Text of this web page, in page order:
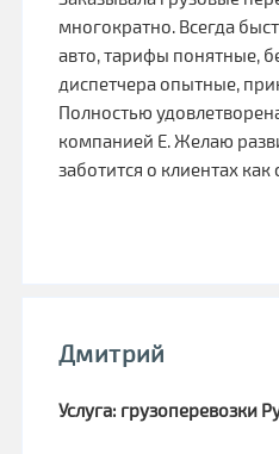
многократно. Всегда
авто, тарифы понятные,
диспетчера опытные,
Полностью
компанией Е. Желаю
заботится о клиентах как
Дмитрий
Услуга: грузоперевозки